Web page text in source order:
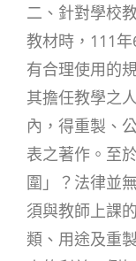
二、針對學校
教材時，111
有合理使用的
其擔任教學之
內，得重製、
表之著作。至
圍」？法律並
須與教師上課
類、用途及重